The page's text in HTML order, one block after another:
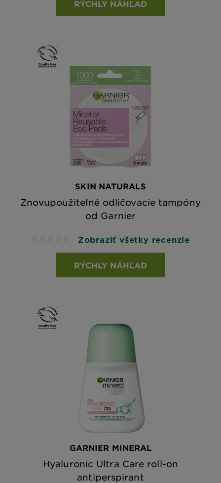
RÝCHLY NÁHĽAD
SKIN NATURALS
Znovupoužiteľné odličovacie tampóny
od Garnier
No reviews Zobraziť všetky recenzie
RÝCHLY NÁHĽAD
GARNIER MINERAL
Hyaluronic Ultra Care roll-on
antiperspirant